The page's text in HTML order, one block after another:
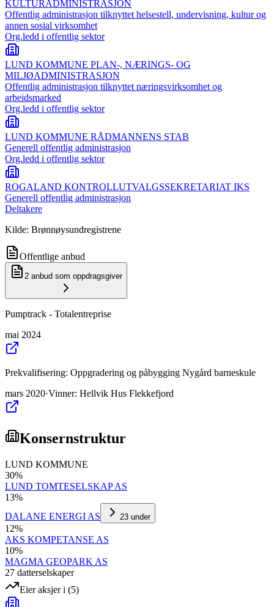
KULTURADMINISTRASJON
Offentlig administrasjon tilknyttet helsestell, undervisning, kultur og
annen sosial virksomhet
Org.ledd i offentlig sektor
LUND KOMMUNE PLAN-, NÆRINGS- OG
MILJØADMINISTRASJON
Offentlig administrasjon tilknyttet næringsvirksomhet og
arbeidsmarked
Org.ledd i offentlig sektor
LUND KOMMUNE RÅDMANNENS STAB
Generell offentlig administrasjon
Org.ledd i offentlig sektor
ROGALAND KONTROLLUTVALGSSEKRETARIAT IKS
Generell offentlig administrasjon
Deltakere
Kilde: Brønnøysundregistrene
Offentlige anbud
2 anbud som oppdragsgiver
Pumptrack - Totalentreprise
mai 2024
Prekvalifisering: Oppgradering og påbygging Nygård barneskule
mars 2020·Vinner: Hellvik Hus Flekkefjord
Konsernstruktur
LUND KOMMUNE
30%
LUND TOMTESELSKAP AS
13%
DALANE ENERGI AS
23 under
12%
AKS KOMPETANSE AS
10%
MAGMA GEOPARK AS
27 datterselskaper
Eier aksjer i (5)